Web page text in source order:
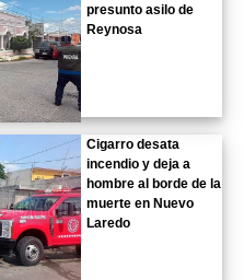
presunto asilo de
Reynosa
Cigarro desata
incendio y deja a
hombre al borde de la
muerte en Nuevo
Laredo